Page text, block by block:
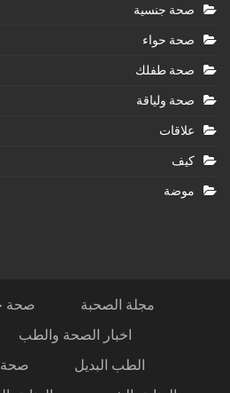
صحة جنسية
صحة حواء
صحة طفلك
صحة ولياقة
علاقات
كيف
موضة
مجلة الصحبة صحة
اخبار الصحة والطب
الطب البديل
صحة